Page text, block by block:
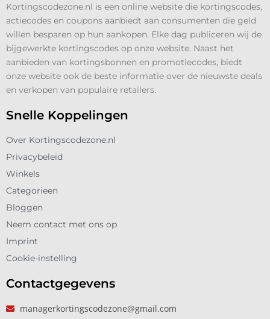
Kortingscodezone.nl is een online website die kortingscodes,
actiecodes en coupons aanbiedt aan consumenten die geld
willen besparen op hun aankopen. Elke dag publiceren wij de
bijgewerkte kortingscodes op onze website. Naast het
aanbieden van kortingsbonnen en promotiecodes, biedt
onze website ook de beste informatie over de nieuwste deals
en verkopen van populaire retailers.
Snelle Koppelingen
Over Kortingscodezone.nl
Privacybeleid
Winkels
Categorieen
Bloggen
Neem contact met ons op
Imprint
Cookie-instelling
Contactgegevens
managerkortingscodezone@gmail.com